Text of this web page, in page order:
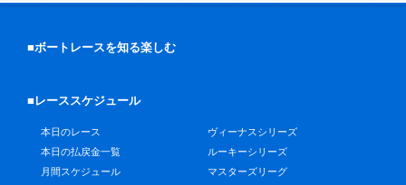
■ボートレースを知る楽しむ
■レーススケジュール
本日のレース
本日の払戻金一覧
月間スケジュール
ヴィーナスシリーズ
ルーキーシリーズ
マスターズリーグ